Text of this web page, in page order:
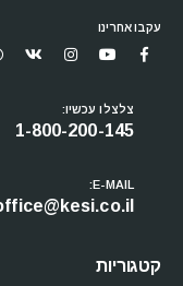
עקבו אחרינו
צלצלו עכשיו:
1-800-200-145
E-MAIL:
קטגוריות